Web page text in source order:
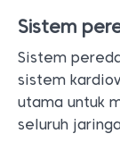
Sistem
Sistem
sistem
utama untuk
seluruh